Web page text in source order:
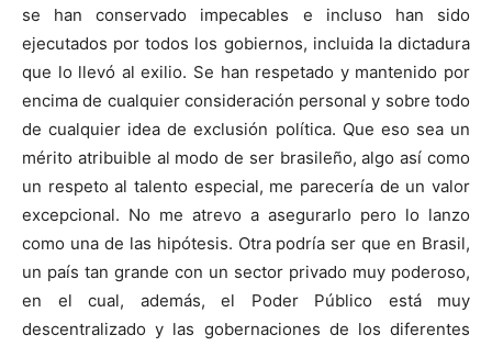
se han conservado impecables e incluso han sido
ejecutados por todos los gobiernos, incluida la dictadura
que lo llevó al exilio. Se han respetado y mantenido por
encima de cualquier consideración personal y sobre todo
de cualquier idea de exclusión política. Que eso sea un
mérito atribuible al modo de ser brasileño, algo así como
un respeto al talento especial, me parecería de un valor
excepcional. No me atrevo a asegurarlo pero lo lanzo
como una de las hipótesis. Otra podría ser que en Brasil,
un país tan grande con un sector privado muy poderoso,
en el cual, además, el Poder Público está muy
descentralizado y las gobernaciones de los diferentes